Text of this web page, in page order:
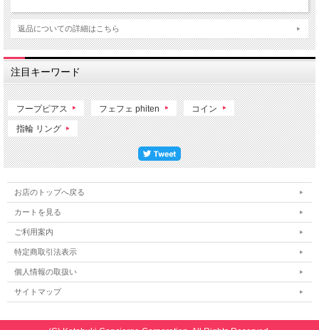
返品についての詳細はこちら
注目キーワード
フープピアス フェフェ phiten コイン
指輪 リング
お店のトップへ戻る
カートを見る
ご利用案内
特定商取引法表示
個人情報の取扱い
サイトマップ